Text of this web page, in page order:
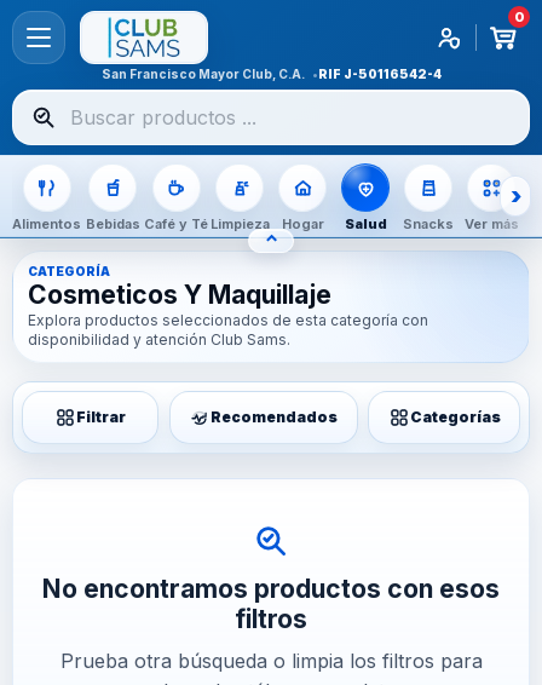
0
San Francisco Mayor Club, C.A. RIF J-50116542-4
Buscar
productos
Alimentos Bebidas Café y Té Limpieza Hogar Salud Snacks Ver más
⌃OCULTAR CATEGORÍAS
CATEGORÍA
Cosmeticos Y Maquillaje
Explora productos seleccionados de esta categoría con
disponibilidad y atención Club Sams.
Filtrar Recomendados Categorías
No encontramos productos con esos
filtros
Prueba otra búsqueda o limpia los filtros para